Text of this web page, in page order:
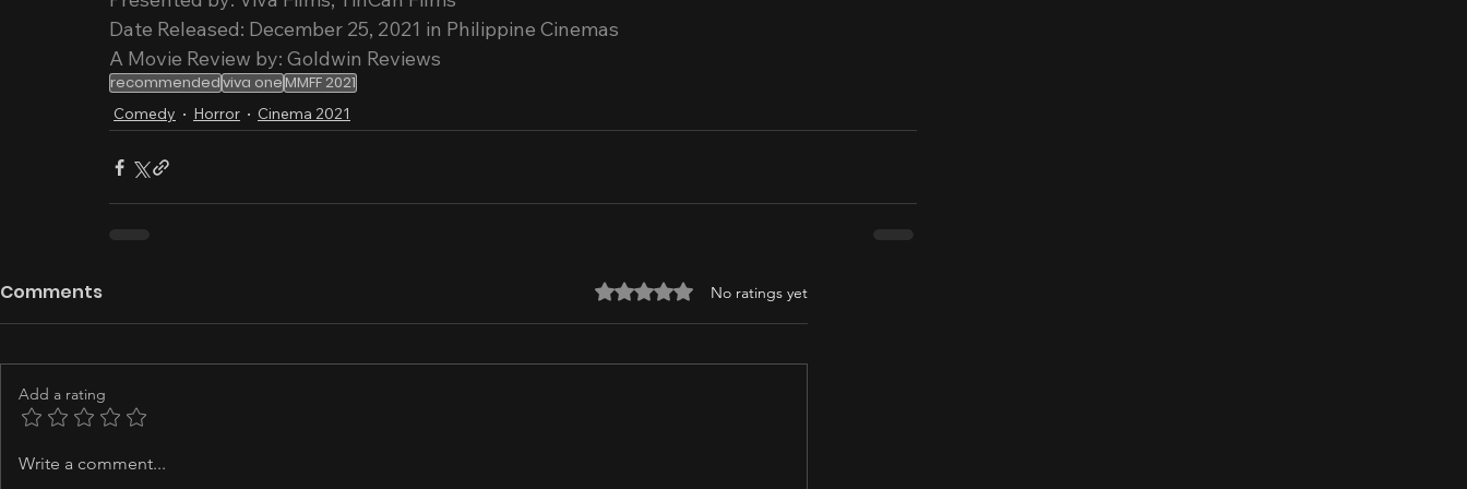
Date Released: December 25, 2021 in Philippine Cinemas
A Movie Review by: Goldwin Reviews
recommendedviva oneMMFF 2021
Comedy Horror Cinema 2021
Comments Rated 0 out of 5 stars.
No ratings yet
Add a rating
Write a comment...